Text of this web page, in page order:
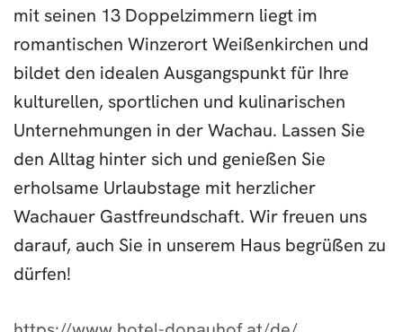
mit seinen 13 Doppelzimmern liegt im
romantischen Winzerort Weißenkirchen und
bildet den idealen Ausgangspunkt für Ihre
kulturellen, sportlichen und kulinarischen
Unternehmungen in der Wachau. Lassen Sie
den Alltag hinter sich und genießen Sie
erholsame Urlaubstage mit herzlicher
Wachauer Gastfreundschaft. Wir freuen uns
darauf, auch Sie in unserem Haus begrüßen zu
dürfen!